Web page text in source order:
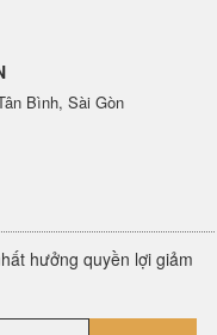
Bình, Sài Gòn
hưởng quyền lợi giảm